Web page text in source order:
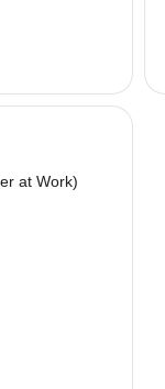
at Work)